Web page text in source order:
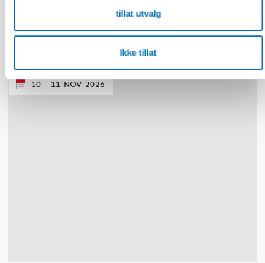
tillat utvalg
Ikke tillat
Universell utformning och samhällsekonomiska
analyser – En kartläggning av analyser och
litteratur
10 11 NOV 2026